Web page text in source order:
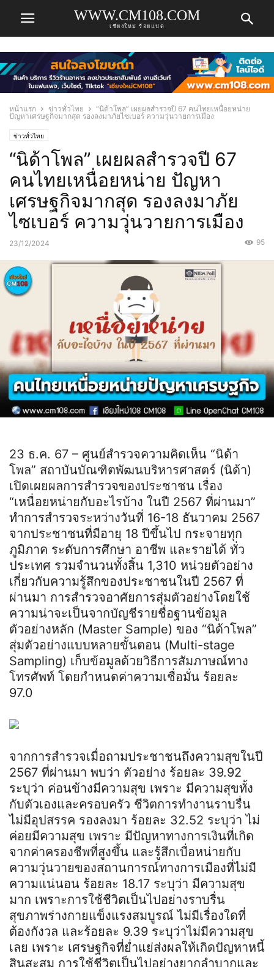
WWW.CM108.COM
เชียงใหม่ ร้อยแปด
หน้าแรก ข่าวทั่วไทย
“นิด้าโพล” เผยผลสำรวจปี 67 คนไทยเหนื่อยหน่าย
ปัญหาเศรษฐกิจมากสุด รองลงมาภัยไซเบอร์ ความวุ่นวายการเมือง
ข่าวทั่วไทย
“นิด้าโพล” เผยผลสำรวจปี 67
คนไทยเหนื่อยหน่าย ปัญหา
เศรษฐกิจมากสุด รองลงมาภัย
ไซเบอร์ ความวุ่นวายการเมือง
23/12/2024 95
23 ธ.ค. 67 – ศูนย์สำรวจความคิดเห็น “นิด้า
โพล” สถาบันบัณฑิตพัฒนบริหารศาสตร์ (นิด้า)
เปิดเผยผลการสำรวจของประชาชน เรื่อง
“เหนื่อยหน่ายกับอะไรบ้าง ในปี 2567 ที่ผ่านมา”
ทำการสำรวจระหว่างวันที่ 16-18 ธันวาคม 2567
จากประชาชนที่มีอายุ 18 ปีขึ้นไป กระจายทุก
ภูมิภาค ระดับการศึกษา อาชีพ และรายได้ ทั่ว
ประเทศ รวมจำนวนทั้งสิ้น 1,310 หน่วยตัวอย่าง
เกี่ยวกับความรู้สึกของประชาชนในปี 2567 ที่
ผ่านมา การสำรวจอาศัยการสุ่มตัวอย่างโดยใช้
ความน่าจะเป็นจากบัญชีรายชื่อฐานข้อมูล
ตัวอย่างหลัก (Master Sample) ของ “นิด้าโพล”
สุ่มตัวอย่างแบบหลายขั้นตอน (Multi-stage
Sampling) เก็บข้อมูลด้วยวิธีการสัมภาษณ์ทาง
โทรศัพท์ โดยกำหนดค่าความเชื่อมั่น ร้อยละ
97.0
จากการสำรวจเมื่อถามประชาชนถึงความสุขในปี
2567 ที่ผ่านมา พบว่า ตัวอย่าง ร้อยละ 39.92
ระบุว่า ค่อนข้างมีความสุข เพราะ มีความสุขทั้ง
กับตัวเองและครอบครัว ชีวิตการทำงานราบรื่น
ไม่มีอุปสรรค รองลงมา ร้อยละ 32.52 ระบุว่า ไม่
ค่อยมีความสุข เพราะ มีปัญหาทางการเงินที่เกิด
จากค่าครองชีพที่สูงขึ้น และรู้สึกเบื่อหน่ายกับ
ความวุ่นวายของสถานการณ์ทางการเมืองที่ไม่มี
ความแน่นอน ร้อยละ 18.17 ระบุว่า มีความสุข
มาก เพราะการใช้ชีวิตเป็นไปอย่างราบรื่น
สุขภาพร่างกายแข็งแรงสมบูรณ์ ไม่มีเรื่องใดที่
ต้องกังวล และร้อยละ 9.39 ระบุว่าไม่มีความสุข
เลย เพราะ เศรษฐกิจที่ย่ำแย่ส่งผลให้เกิดปัญหาหนี้
สินสะสม การใช้ชีวิตเป็นไปอย่างยากลำบากและ